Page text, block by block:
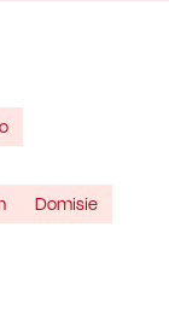
Domisie